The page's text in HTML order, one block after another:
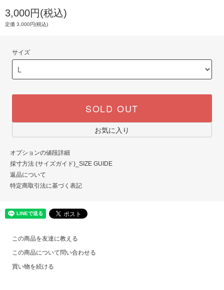
3,000円(税込)
定価 3,000円(税込)
サイズ
SOLD OUT
お気に入り
オプションの値段詳細
採寸方法 (サイズガイド)_SIZE GUIDE
返品について
特定商取引法に基づく表記
この商品を友達に教える
この商品について問い合わせる
買い物を続ける